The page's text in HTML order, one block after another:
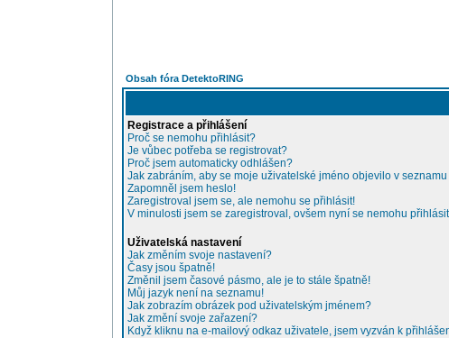
Obsah fóra DetektoRING
Registrace a přihlášení
Proč se nemohu přihlásit?
Je vůbec potřeba se registrovat?
Proč jsem automaticky odhlášen?
Jak zabráním, aby se moje uživatelské jméno objevilo v
Zapomněl jsem heslo!
Zaregistroval jsem se, ale nemohu se přihlásit!
V minulosti jsem se zaregistroval, ovšem nyní se nemohu
Uživatelská nastavení
Jak změním svoje nastavení?
Časy jsou špatně!
Změnil jsem časové pásmo, ale je to stále špatně!
Můj jazyk není na seznamu!
Jak zobrazím obrázek pod uživatelským jménem?
Jak změní svoje zařazení?
Když kliknu na e-mailový odkaz uživatele, jsem vyzván k